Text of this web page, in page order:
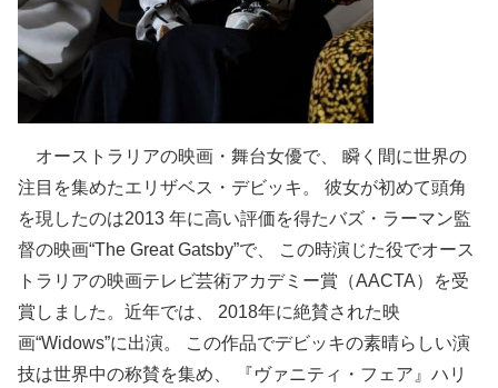
オーストラリアの映画・舞台女優で、 瞬く間に世界の
注目を集めたエリザベス・デビッキ。 彼女が初めて頭角
を現したのは2013 年に高い評価を得たバズ・ラーマン監
督の映画“The Great Gatsby”で、 この時演じた役でオース
トラリアの映画テレビ芸術アカデミー賞（AACTA）を受
賞しました。近年では、 2018年に絶賛された映
画“Widows”に出演。 この作品でデビッキの素晴らしい演
技は世界中の称賛を集め、 『ヴァニティ・フェア』ハリ